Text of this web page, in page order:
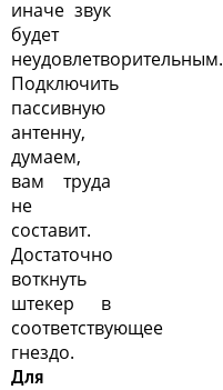
иначе звук
будет
неудовлетворительным.
Подключить
пассивную
антенну,
думаем,
вам труда
не
составит.
Достаточно
воткнуть
штекер в
соответствующее
гнездо.
Для